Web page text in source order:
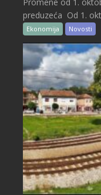
preduzeća Od 1.
Ekonomija Novosti